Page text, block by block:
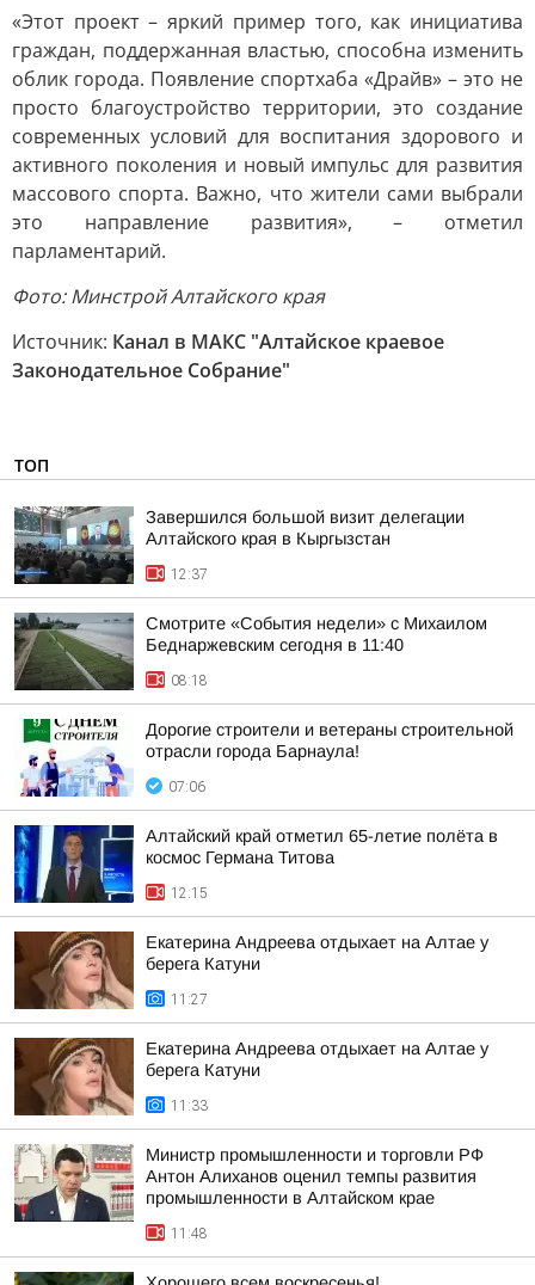
«Этот проект – яркий пример того, как инициатива
граждан, поддержанная властью, способна изменить
облик города. Появление спортхаба «Драйв» – это не
просто благоустройство территории, это создание
современных условий для воспитания здорового и
активного поколения и новый импульс для развития
массового спорта. Важно, что жители сами выбрали
это направление развития», – отметил
парламентарий.
Фото: Минстрой Алтайского края
Источник: Канал в МАКС "Алтайское краевое
Законодательное Собрание"
ТОП
Завершился большой визит делегации
Алтайского края в Кыргызстан
12:37
Смотрите «События недели» с Михаилом
Беднаржевским сегодня в 11:40
08:18
Дорогие строители и ветераны строительной
отрасли города Барнаула!
07:06
Алтайский край отметил 65-летие полёта в
космос Германа Титова
12:15
Екатерина Андреева отдыхает на Алтае у
берега Катуни
11:27
Екатерина Андреева отдыхает на Алтае у
берега Катуни
11:33
Министр промышленности и торговли РФ
Антон Алиханов оценил темпы развития
промышленности в Алтайском крае
11:48